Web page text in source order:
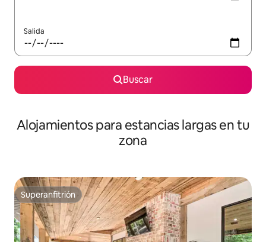
Salida
Buscar
Alojamientos para estancias largas en tu
zona
Superanfitrión
Superanfitrión